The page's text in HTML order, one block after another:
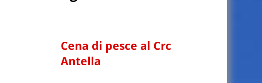
Cena di pesce al Crc
Antella